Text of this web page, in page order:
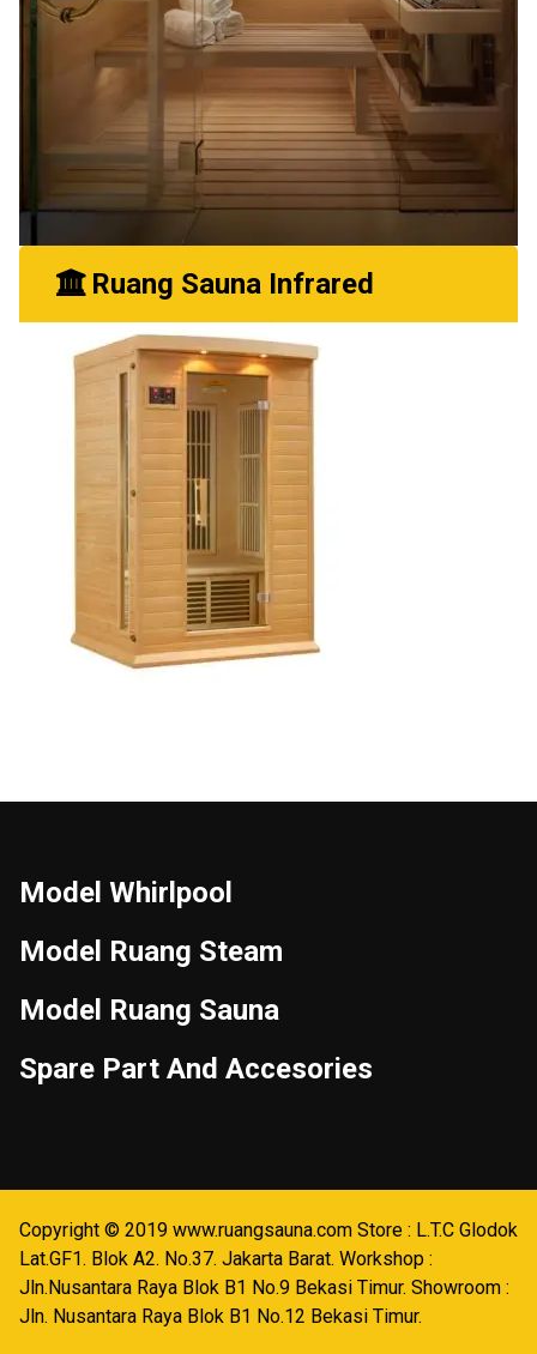
Ruang Sauna Infrared
Model Whirlpool
Model Ruang Steam
Model Ruang Sauna
Spare Part And Accesories
Copyright © 2019 www.ruangsauna.com Store : L.T.C Glodok
Lat.GF1. Blok A2. No.37. Jakarta Barat. Workshop :
Jln.Nusantara Raya Blok B1 No.9 Bekasi Timur. Showroom :
Jln. Nusantara Raya Blok B1 No.12 Bekasi Timur.